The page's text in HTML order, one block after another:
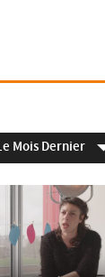
Mois Dernier